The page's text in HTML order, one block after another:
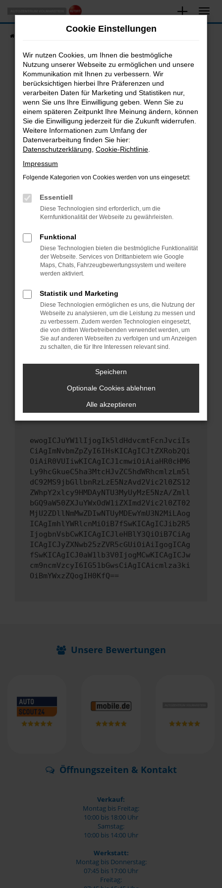
Zum
Hauptinhalt
springen
Fahrzeugsuche
Fehler: Network Error
Beim Laden ist ein Fehler aufgetreten.
Hier sind ein paar Tipps, die dir helfen können:
Überprüfe deine Firewall und deine
Internetverbindung.
Laden andere Webseiten, zum Beispiel deine
Suchmaschine?
Prüfe deine Browsererweiterungen.
können das Laden bestimmter Seiten
verhindern. Funktioniert die Seite in einem
anderen Browser oder in einem privaten
Starte dein Gerät neu.
Das kann manchmal helfen, vorübergehende
Probleme zu beheben.
Betriebssystem auf dem neuesten Stand
sind.
Veraltete Software birgt nicht nur ein
Sicherheitsrisiko, sondern kann auch dazu
führen, dass bestimmte Funktionen nicht mehr
unterstützt werden.
Wende dich an den Webseitenbetreiber.
Wenn du alle oben genannten Schritte versucht
hast, kontaktiere uns bitte. Wir werden
versuchen, das Problem zu beheben. Du kannst
uns diesen Text schicken, um uns bei der
ewogICJuYW1lIjogIk5ldHdvcmtFcnJvciIs
CiAgImNvbmZpZyI6IHsKICAgICJtZXRob2Qi
OiAiR0VUIiwKICAgICJ1cmwiOiAiaHR0cHM6
Ly9hcGkueC5ha3MtcHJvZC5hdWRhcmlzLm5l
dC92MS9jbGllbnRzLzE5NzAvd2Vic2l0ZS12
ZWhpY2xlcy9HMDAyNTU3MyUyMzE5NzA/Zmll
bGQ9aW50ZXJuYWxOdW1iZXImd2Vic2l0ZT02
MjU2ZDllNmMwZDIwNTUyMDEwYmU3N2MiLAog
ICAgImhlYWRlcnMiOiB7fSwKICAgICJib2R5
IjogbnVsbCwKICAgICJleHBlY3QiOiB7CiAg
ICAgICJyZXNwb25zZVR5cGUiOiAiIgogICAg
fSwKICAgICJ0aW1lb3V0IjogMCwKICAgICJw
cm9ncmVzcyI6IG51bGwsCiAgICAicmlza3ki
OiBmYWxzZQogIH0KfQ==
Unsere Bewertungen
Öffnungszeiten & Kontakt
Verkauf:
Montag bis Freitag:
10:00 bis 18:00 Uhr
Samstag:
10:00 bis 14:00 Uhr
Werkstatt:
Montag bis Donnerstag:
07:45 bis 17:00 Uhr
Freitag:
Cookie Einstellungen
Wir nutzen Cookies, um Ihnen die bestmögliche
Nutzung unserer Webseite zu ermöglichen und unsere
Kommunikation mit Ihnen zu verbessern. Wir
berücksichtigen hierbei Ihre Präferenzen und
verarbeiten Daten für Marketing und Statistiken nur,
wenn Sie uns Ihre Einwilligung geben. Wenn Sie zu
einem späteren Zeitpunkt Ihre Meinung ändern, können
Sie die Einwilligung jederzeit für die Zukunft widerrufen.
Weitere Informationen zum Umfang der
Datenverarbeitung finden Sie hier:
Datenschutzerklärung Cookie-Richtlinie
Impressum
Folgende Kategorien von Cookies werden von uns eingesetzt:
Essentiell
Diese Technologien sind erforderlich, um die
Kernfunktionalität der Webseite zu gewährleisten.
Funktional
Diese Technologien bieten die bestmögliche Funktionalität
der Webseite. Services von Drittanbietern wie Google
Maps, Chats, Fahrzeugbewertungssystem und weitere
werden aktiviert.
Statistik und Marketing
Diese Technologien ermöglichen es uns, die Nutzung der
Webseite zu analysieren, um die Leistung zu messen und
zu verbessern. Zudem werden Technologien eingesetzt,
die von dritten Werbetreibenden verwendet werden, um
Sie auf anderen Webseiten zu verfolgen und um Anzeigen
zu schalten, die für Ihre Interessen relevant sind.
Speichern
Optionale Cookies ablehnen
Alle akzeptieren